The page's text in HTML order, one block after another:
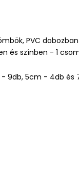
PVC
és színben - 1
9db, 5cm - 4db és